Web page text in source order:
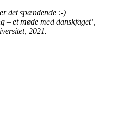
det spændende :-)
et møde med danskfaget’,
2021.